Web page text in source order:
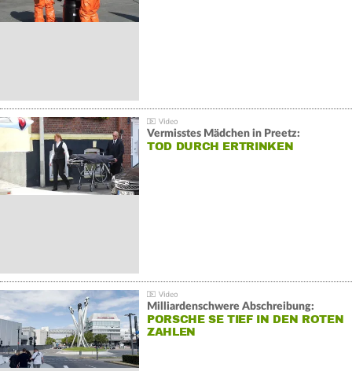
Vermisstes Mädchen in Preetz:
TOD DURCH ERTRINKEN
Milliardenschwere Abschreibung:
PORSCHE SE TIEF IN DEN ROTEN
ZAHLEN